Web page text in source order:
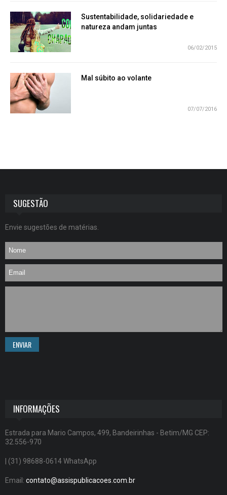
Sustentabilidade, solidariedade e
natureza andam juntas
06/02/2015
Mal súbito ao volante
07/07/2016
SUGESTÃO
Envie sugestões de matérias.
ENVIAR
INFORMAÇÕES
Estrada para Mario Campos, 499, Bandeirinhas - Betim/MG CEP:
32.556-970
| (31) 98688-0614 WhatsApp
Email: contato@assispublicacoes.com.br